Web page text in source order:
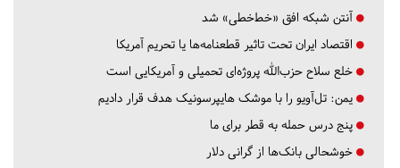
آنتن شبکه افق «خط‌خطی» شد
اقتصاد ایران تحت تاثیر قطعنامه‌ها یا تحریم‌ آمریکا
خلع سلاح حزب‌الله پروژه‌ای تحمیلی و آمریکایی است
یمن: تل‌آویو را با موشک هایپرسونیک هدف قرار دادیم
پنج درس‌ حمله به قطر برای ما
خوشحالی بانک‌ها از گرانی دلار